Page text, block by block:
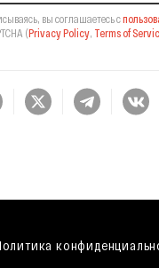
вы соглашаетесь с
(Privacy Policy, Terms of